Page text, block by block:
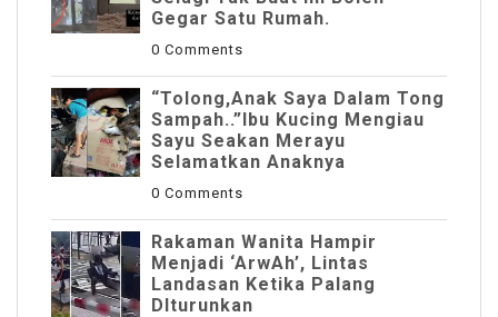
Gegar Satu Rumah.
0 Comments
“Tolong,Anak Saya Dalam Tong
Sampah..”Ibu Kucing Mengiau
Sayu Seakan Merayu
Selamatkan Anaknya
0 Comments
Rakaman Wanita Hampir
Menjadi ‘ArwAh’, Lintas
Landasan Ketika Palang
DIturunkan